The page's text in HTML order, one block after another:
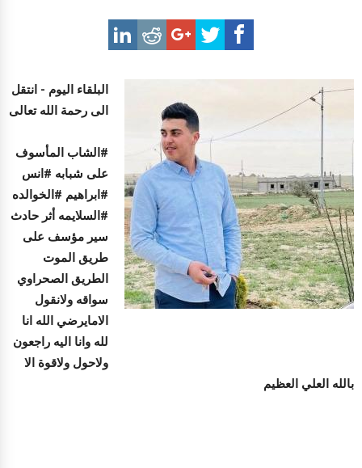
البلقاء اليوم - انتقل
الى رحمة الله تعالى
#الشاب المأسوف
على شبابه #انس
#ابراهيم #الخوالده
#السلايمه أثر حادث
سير مؤسف على
طريق الموت
الطريق الصحراوي
سواقه ولانقول
الامايرضي الله انا
لله وانا اليه راجعون
ولاحول ولاقوة الا
بالله العلي العظيم